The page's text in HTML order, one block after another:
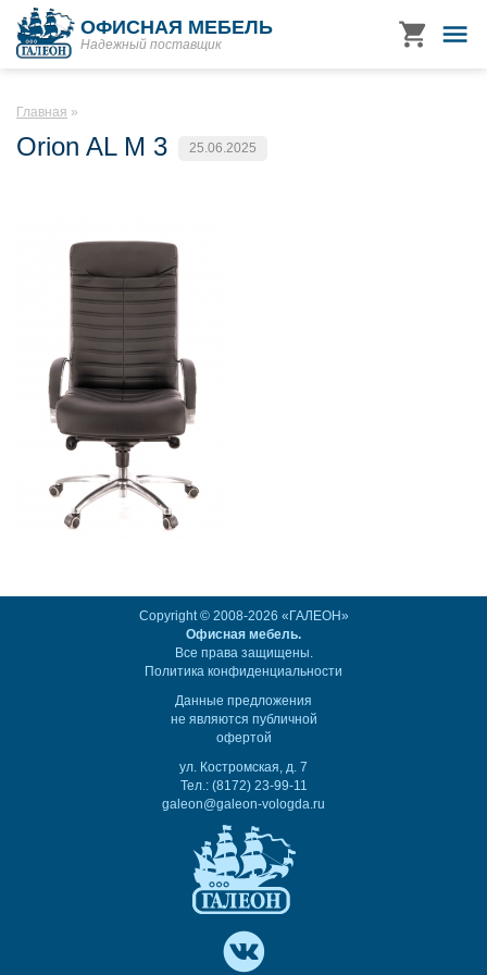
ОФИСНАЯ МЕБЕЛЬ
Надежный поставщик
Главная
Orion AL M 3 25.06.2025
Copyright © 2008-2026 «ГАЛЕОН»
Офисная мебель.
Все права защищены.
Политика конфиденциальности
Данные предложения
не являются публичной
офертой
ул. Костромская, д. 7
Тел.: (8172) 23-99-11
galeon@galeon-vologda.ru